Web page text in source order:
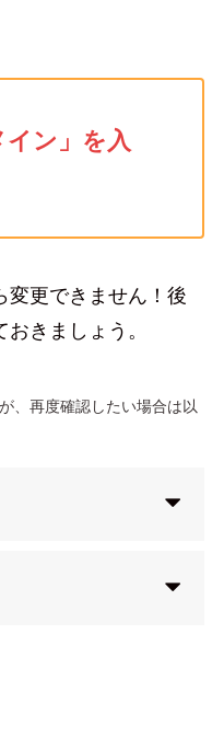
イン」を入
変更できません！後
きましょう。
、再度確認したい場合は以